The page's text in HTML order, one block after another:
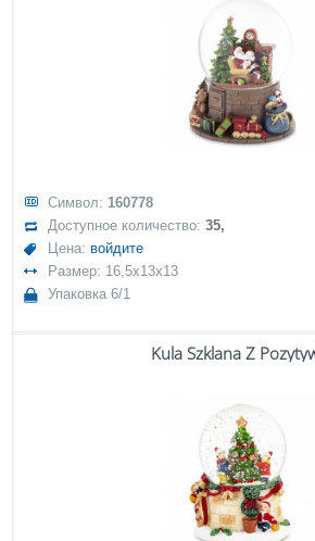
Символ: 160778
Доступное количество:35,
Цена: войдите
Размер: 16,5x13x13
Упаковка 6/1
Kula Szklana Z